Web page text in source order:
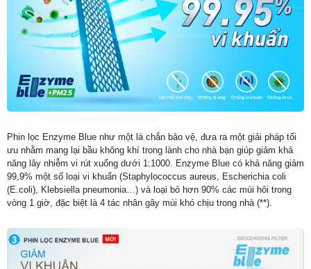
Phin lọc Enzyme Blue như một lá chắn bảo vệ, đưa ra một giải pháp tối
ưu nhằm mang lại bầu không khí trong lành cho nhà bạn giúp giảm khả
năng lây nhiễm vi rút xuống dưới 1:1000. Enzyme Blue có khả năng giảm
99,9% một số loại vi khuẩn (Staphylococcus aureus, Escherichia coli
(E.coli), Klebsiella pneumonia…) và loại bỏ hơn 90% các mùi hôi trong
vòng 1 giờ, đặc biệt là 4 tác nhân gây mùi khó chịu trong nhà (**).